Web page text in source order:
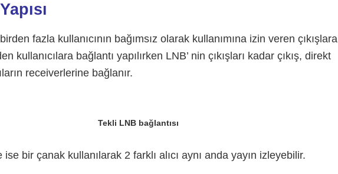
fazla kullanıcının bağımsız olarak kullanımına izin veren çıkışlara
kullanıcılara bağlantı yapılırken LNB’ nin çıkışları kadar çıkış, direkt
receiverlerine bağlanır.
Tekli LNB bağlantısı
ise bir çanak kullanılarak 2 farklı alıcı aynı anda yayın izleyebilir.